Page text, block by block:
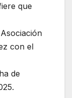
que
con el
de